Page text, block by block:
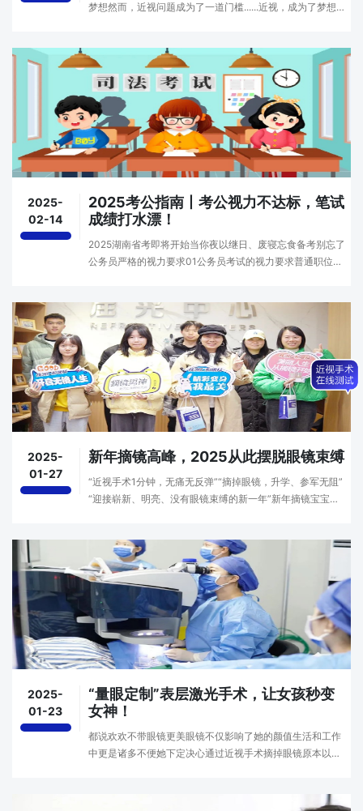
梦想然而，近视问题成为了一道门槛......近视，成为了梦想的
2025-
02-14
2025考公指南丨考公视力不达标，笔试
成绩打水漂！
2025湖南省考即将开始当你夜以继日、废寝忘食备考别忘了
公务员严格的视力要求01公务员考试的视力要求普通职位报
2025-
01-27
新年摘镜高峰，2025从此摆脱眼镜束缚
“近视手术1分钟，无痛无反弹”“摘掉眼镜，升学、参军无阻”
“迎接崭新、明亮、没有眼镜束缚的新一年”新年摘镜宝宝们
2025-
01-23
“量眼定制”表层激光手术，让女孩秒变
女神！
都说欢欢不带眼镜更美眼镜不仅影响了她的颜值生活和工作
中更是诸多不便她下定决心通过近视手术摘掉眼镜原本以为